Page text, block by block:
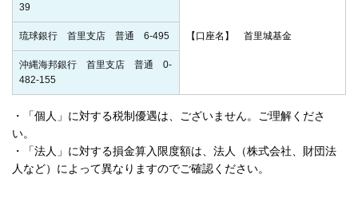
39
【口座名】 首里城基金
琉球銀行 首里支店 普通 6-495
沖縄海邦銀行 首里支店 普通 0-
482-155
・「個人」に対する税制優遇は、ございません。ご理解くださ
い。
・「法人」に対する損金算入限度額は、法人（株式会社、財団法
人など）によって異なりますのでご確認ください。